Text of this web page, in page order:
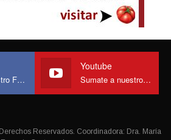
Youtube
Eugenia Castagnola